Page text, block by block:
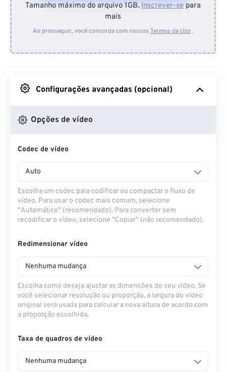
Do dispositivo
Do Google Drive
Do OneDrive
Tamanho máximo do arquivo 1GB. Inscrever-se para
mais
Ao prosseguir, você concorda com nossos Termos de Uso .
Configurações avançadas (opcional)
Opções de vídeo
Codec de vídeo
Auto
Escolha um codec para codificar ou compactar o fluxo de
vídeo. Para usar o codec mais comum, selecione
"Automático" (recomendado). Para converter sem
recodificar o vídeo, selecione "Copiar" (não recomendado).
Redimensionar vídeo
Nenhuma mudança
Escolha como deseja ajustar as dimensões do seu vídeo. Se
você selecionar resolução ou proporção, a largura do vídeo
original será usada para calcular a nova altura de acordo com
a proporção escolhida.
Taxa de quadros de vídeo
Nenhuma mudança